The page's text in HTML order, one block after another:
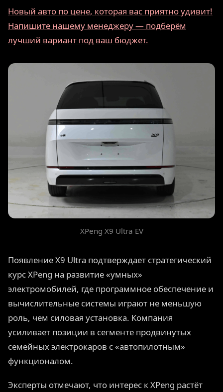
Новый авто по цене, которая вас приятно удивит!
Напишите нашему менеджеру — подберём
лучший вариант под ваш бюджет.
XPeng X9 Ultra EV
Появление X9 Ultra подтверждает стратегический
курс XPeng на развитие «умных»
электромобилей, где программное обеспечение и
вычислительные системы играют не меньшую
роль, чем силовая установка. Компания
усиливает позиции в сегменте продвинутых
семейных электрокаров с «автопилотным»
функционалом.
Эксперты отмечают, что интерес к XPeng растёт